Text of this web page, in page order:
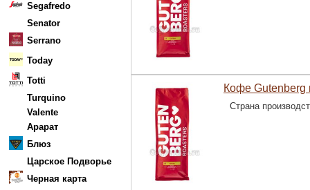
Segafredo
Senator
Serrano
Today
Totti
Turquino
Valente
Арарат
Блюз
Царское Подворье
Черная карта
Кофе Gutenberg
Страна